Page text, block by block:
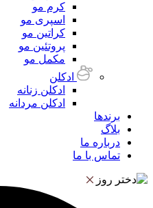
کرم مو
اسپری مو
کراتین مو
پروتئین مو
مکمل مو
ادکلن
ادکلن زنانه
ادکلن مردانه
برندها
بلاگ
درباره ما
تماس با ما